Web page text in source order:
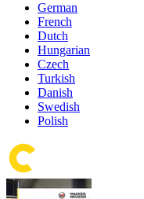
German
French
Dutch
Hungarian
Czech
Turkish
Danish
Swedish
Polish